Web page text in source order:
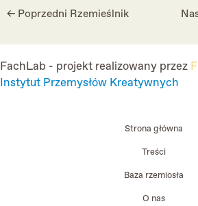
Post
← Poprzedni Rzemieślnik
FachLab - projekt realizowany przez
Instytut Przemysłów Kreatywnych
Strona główna
Treści
Baza rzemiosła
O nas